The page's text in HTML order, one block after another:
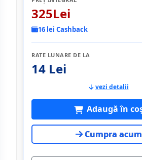
325Lei
16 lei Cashback
RATE LUNARE DE LA
14 Lei
vezi detalii
Adaugă în
Cumpra acum